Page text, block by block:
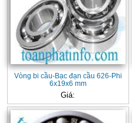
Vòng bi cầu-Bạc đạn cầu 626-Phi
6x19x6 mm
Giá: